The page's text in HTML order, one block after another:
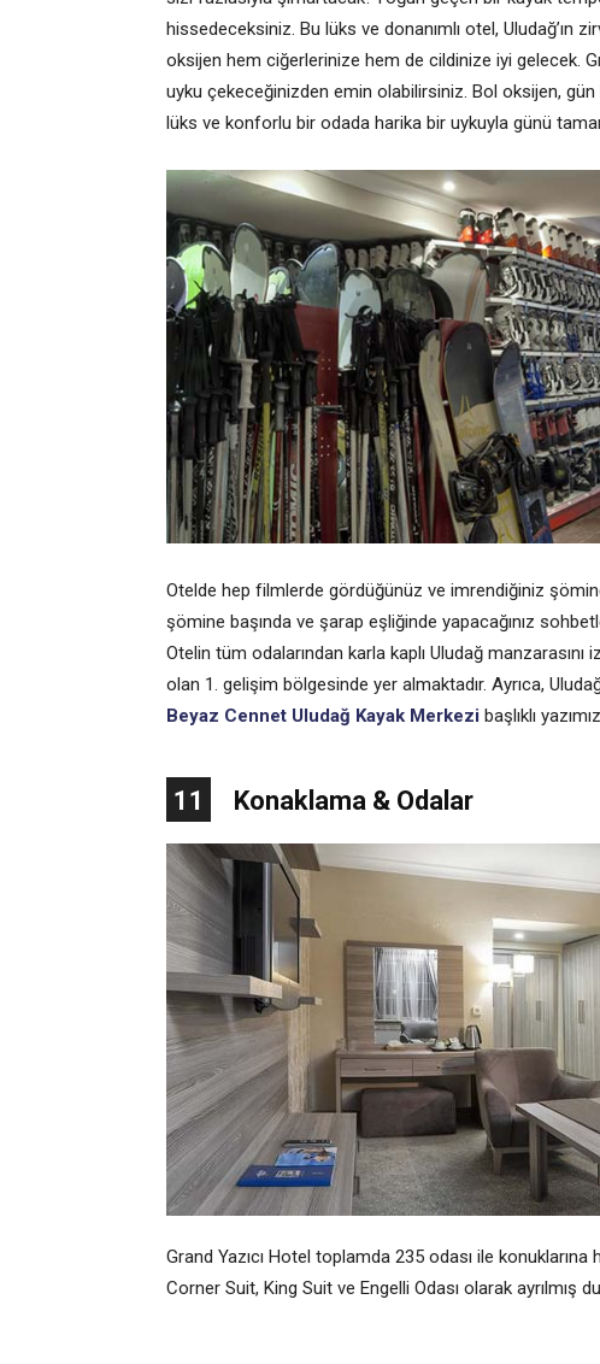
hissedeceksiniz. Bu lüks ve donanımlı otel, Uludağ’ın
oksijen hem ciğerlerinize hem de cildinize iyi gelecek.
uyku çekeceğinizden emin olabilirsiniz. Bol oksijen,
lüks ve konforlu bir odada harika bir uykuyla günü
Otelde hep filmlerde gördüğünüz ve imrendiğiniz
şömine başında ve şarap eşliğinde yapacağınız
Otelin tüm odalarından karla kaplı Uludağ
olan 1. gelişim bölgesinde yer almaktadır. Ayrıca,
Beyaz Cennet Uludağ Kayak Merkezi başlıklı
11 Konaklama & Odalar
Grand Yazıcı Hotel toplamda 235 odası ile
Corner Suit, King Suit ve Engelli Odası olarak ayrılmış